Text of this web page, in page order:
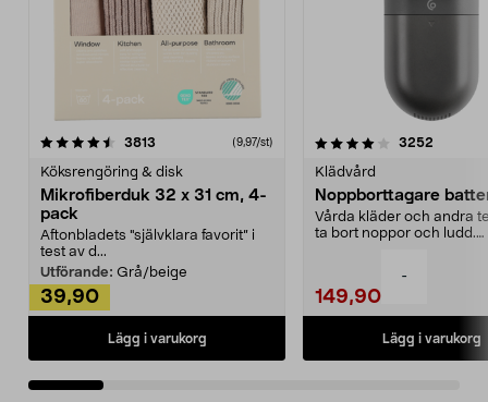
-
3813 (9,97/st)
Köksrengöring & disk
Mikrofiberduk 32 x 31 cm, 4-
pack
Aftonbladets "självklara favorit” i
test av d...
Utförande: Grå/beige
39,90
Lägg i varukorg
4.0av 5 stjärnor 3252
Klädvård
Noppborttagare
Vårda kläder och andra
ta bort noppor och ludd.
149,90
Lägg i varukorg
4.5av 5 stjärnor